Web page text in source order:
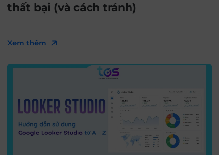
thất bại (và cách tránh)
Xem thêm